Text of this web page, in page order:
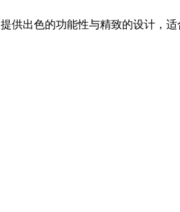
供出色的功能性与精致的设计，